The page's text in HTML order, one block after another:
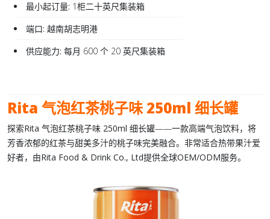
最小起订量: 1柜二十英尺集装箱
端口: 越南胡志明港
供应能力: 每月 600 个 20 英尺集装箱
Rita 气泡红茶桃子味 250ml 细长罐
探索Rita 气泡红茶桃子味 250ml 细长罐——一款高端气泡饮料，将
芳香浓郁的红茶与甜美多汁的桃子味完美融合。非常适合热带果汁爱
好者，由Rita Food & Drink Co., Ltd提供全球OEM/ODM服务。